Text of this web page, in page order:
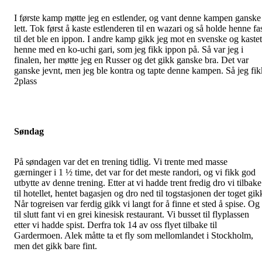
I første kamp møtte jeg en estlender, og vant denne kampen ganske
lett. Tok først å kaste estlenderen til en wazari og så holde henne
til det ble en ippon. I andre kamp gikk jeg mot en svenske og kastet
henne med en ko-uchi gari, som jeg fikk ippon på. Så var jeg i
finalen, her møtte jeg en Russer og det gikk ganske bra. Det var
ganske jevnt, men jeg ble kontra og tapte denne kampen. Så jeg
2plass
Søndag
På søndagen var det en trening tidlig. Vi trente med masse
gærninger i 1 ½ time, det var for det meste randori, og vi fikk god
utbytte av denne trening. Etter at vi hadde trent fredig dro vi tilbake
til hotellet, hentet bagasjen og dro ned til togstasjonen der toget
Når togreisen var ferdig gikk vi langt for å finne et sted å spise. Og
til slutt fant vi en grei kinesisk restaurant. Vi busset til flyplassen
etter vi hadde spist. Derfra tok 14 av oss flyet tilbake til
Gardermoen. Alek måtte ta et fly som mellomlandet i Stockholm,
men det gikk bare fint.